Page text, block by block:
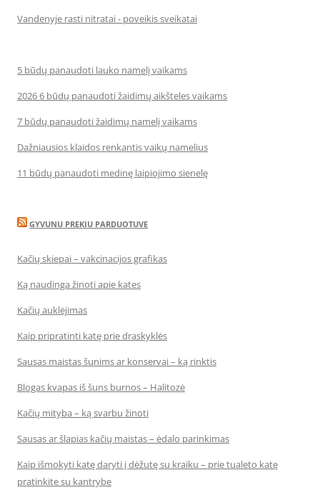
Vandenyje rasti nitratai - poveikis sveikatai
5 būdų panaudoti lauko namelį vaikams
2026 6 būdų panaudoti žaidimų aikšteles vaikams
7 būdų panaudoti žaidimų namelį vaikams
Dažniausios klaidos renkantis vaikų namelius
11 būdų panaudoti medinę laipiojimo sienelę
GYVUNU PREKIU PARDUOTUVE
Kačių skiepai – vakcinacijos grafikas
Ką naudinga žinoti apie kates
Kačių auklėjimas
Kaip pripratinti katę prie draskyklės
Sausas maistas šunims ar konservai – ką rinktis
Blogas kvapas iš šuns burnos – Halitozė
Kačių mityba – ką svarbu žinoti
Sausas ar šlapias kačių maistas – ėdalo parinkimas
Kaip išmokyti katę daryti į dėžutę su kraiku – prie tualeto katę
pratinkite su kantrybe